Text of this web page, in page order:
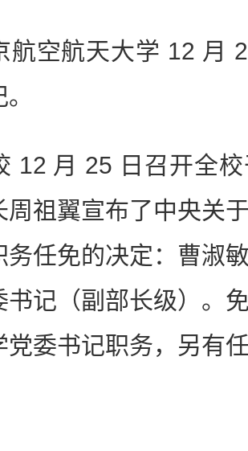
航天大学 12 月
月 25 日召开全校
周祖翼宣布了中央关
务任免的决定：曹淑
书记（副部长级）。
党委书记职务，另有